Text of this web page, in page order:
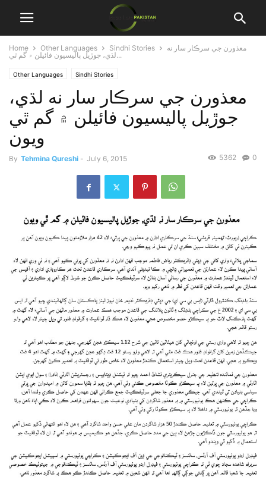
Home Other Languages Sindhi Stories
معذورن جي سرڪار سار نه
لڌي، جوڙيل پاليسيون فائيلن ۾ گم ٿي...
Other Languages Sindhi Stories
معذورن جي سرڪار سار نه لڌي،
جوڙيل پاليسيون فائيلن ۾ گم ٿي
ويون
By Tehmina Qureshi - July 6, 2015 0
5362